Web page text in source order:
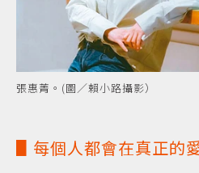
張惠菁。(圖／賴小路攝影）
▋每個人都會在真正的